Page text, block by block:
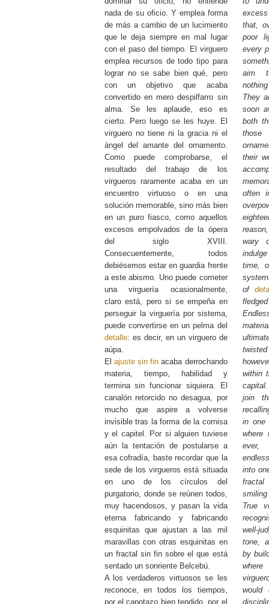
nada de su oficio. Y emplea forma
de más a cambio de un lucimiento
que le deja siempre en mal lugar
con el paso del tiempo. El virguero
emplea recursos de todo tipo para
lograr no se sabe bien qué, pero
con un objetivo que acaba
convertido en mero despilfarro sin
alma. Se les aplaude, eso es
cierto. Pero luego se les huye. El
virguero no tiene ni la gracia ni el
ángel del amante del ornamento.
Como puede comprobarse, el
resultado del trabajo de los
virgueros raramente acaba en un
encuentro virtuoso o en una
solución memorable, sino más bien
en un puro fiasco, como aquellos
excesos empolvados de la ópera
del siglo XVIII.
Consecuentemente, todos
debiésemos estar en guardia frente
a este abismo. Uno puede cometer
una virguería ocasionalmente,
claro está, pero si se empeña en
perseguir la virguería por sistema,
puede convertirse en un pelma del
detalle: es decir, en un virguero de
aúpa.
El ajuste sin fin acaba derrochando
materia, tiempo, habilidad y
termina sin funcionar siquiera. El
canalón retorcido no desagua, por
mucho que aspire a volverse
invisible tras la forma de la cornisa
y el capitel. Por si alguien tuviese
aún la tentación de postularse a
esa cofradía, baste recordar que la
sede de los virgueros está situada
en uno de los círculos del
purgatorio, donde se reúnen todos,
muy hacendosos, y pasan la vida
eterna fabricando y fabricando
esquinitas que ajustan a las mil
maravillas con otras esquinitas en
un fractal sin fin sobre el que está
sentado un sonriente Belcebú.
A los verdaderos virtuosos se les
reconoce, en todos los tiempos,
por el capotazo bien tendido, por el
that,
poor
every
aim
They
soon
both
their
often
wary
time,
of
within
join
in one
where
ever,
into
smiling
True
well-
tone,
by